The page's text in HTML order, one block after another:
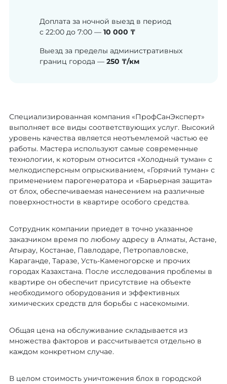
Доплата за ночной выезд в период
с 22:00 до 7:00 — 10 000 ₸
Выезд за пределы административных
границ города — 250 ₸/км
Специализированная компания «ПрофСанЭксперт»
выполняет все виды соответствующих услуг. Высокий
уровень качества является неотъемлемой частью ее
работы. Мастера используют самые современные
технологии, к которым относится «Холодный туман» с
мелкодисперсным опрыскиванием, «Горячий туман» с
применением парогенератора и «Барьерная защита»
от блох, обеспечиваемая нанесением на различные
поверхностности в квартире особого средства.
Сотрудник компании приедет в точно указанное
заказчиком время по любому адресу в Алматы, Астане,
Атырау, Костанае, Павлодаре, Петропавловске,
Караганде, Таразе, Усть-Каменогорске и прочих
городах Казахстана. После исследования проблемы в
квартире он обеспечит присутствие на объекте
необходимого оборудования и эффективных
химических средств для борьбы с насекомыми.
Общая цена на обслуживание складывается из
множества факторов и рассчитывается отдельно в
каждом конкретном случае.
В целом стоимость уничтожения блох в городской